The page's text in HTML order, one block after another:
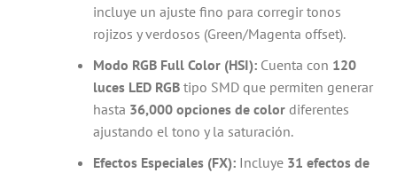
incluye un ajuste fino para corregir tonos
rojizos y verdosos (Green/Magenta offset).
Modo RGB Full Color (HSI):Cuenta con 120
luces LED RGBtipo SMD que permiten generar
hasta 36,000 opciones de colordiferentes
ajustando el tono y la saturación.
Efectos Especiales (FX):Incluye 31 efectos de